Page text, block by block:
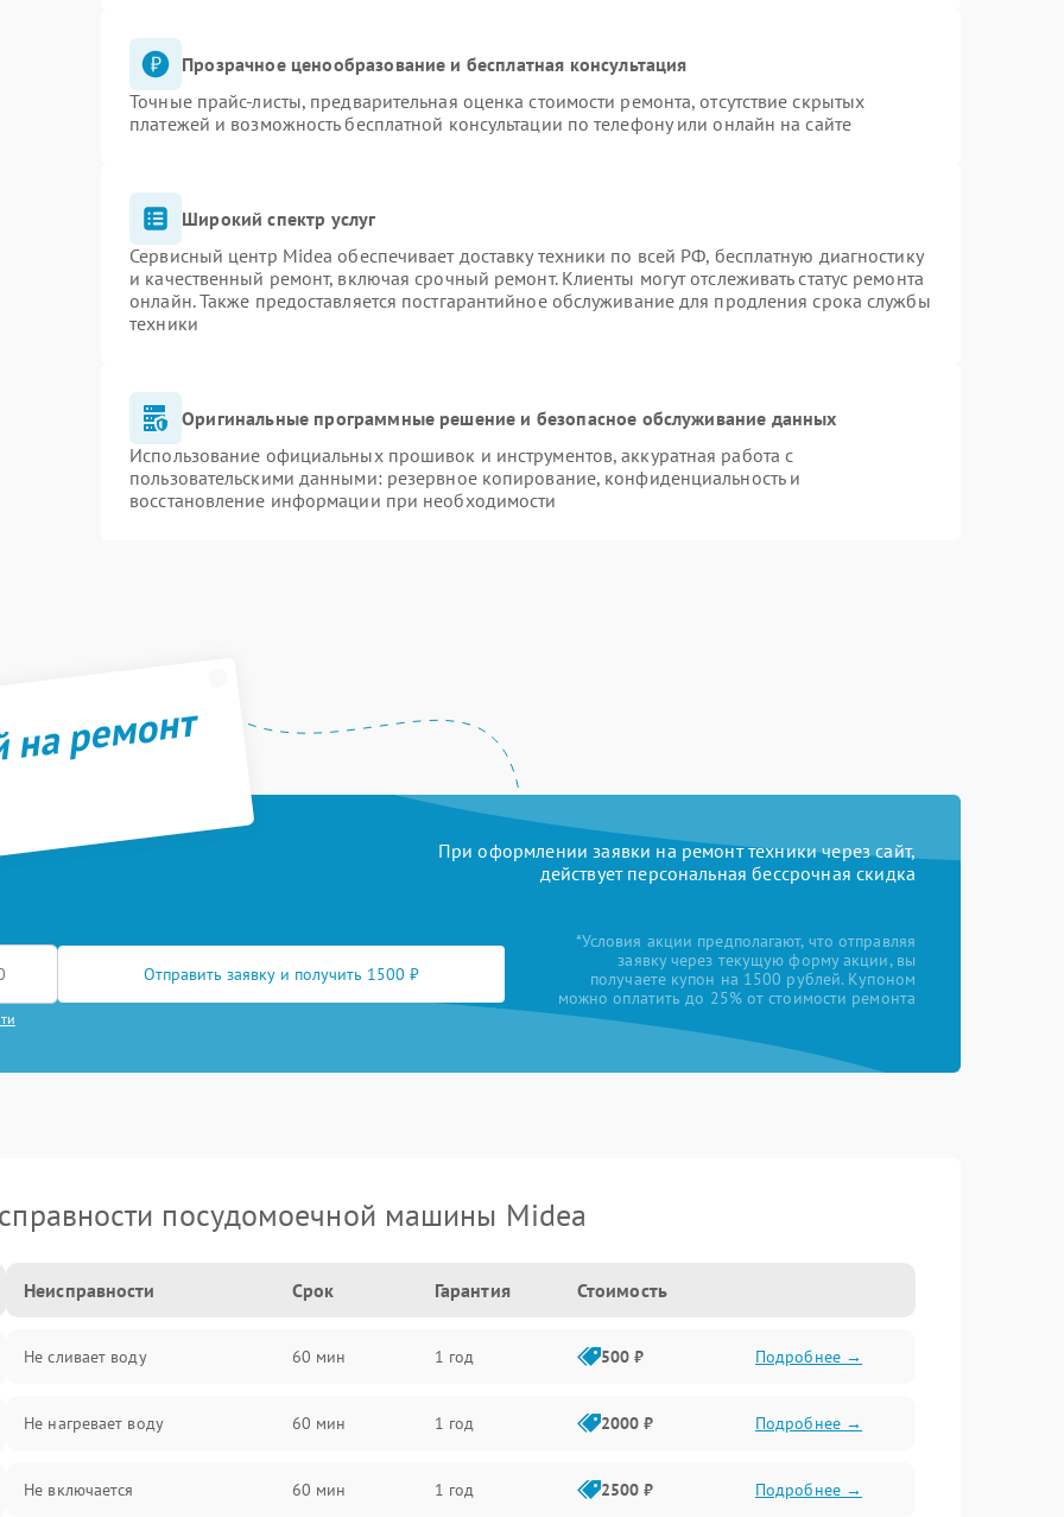
Прозрачное ценообразование и бесплатная консультация
Точные прайс-листы, предварительная оценка стоимости ремонта, отсутствие скрытых
платежей и возможность бесплатной консультации по телефону или онлайн на сайте
Широкий спектр услуг
Сервисный центр Midea обеспечивает доставку техники по всей РФ, бесплатную диагностику
и качественный ремонт, включая срочный ремонт. Клиенты могут отслеживать статус ремонта
онлайн. Также предоставляется постгарантийное обслуживание для продления срока службы
техники
Оригинальные программные решение и безопасное обслуживание данных
Использование официальных прошивок и инструментов, аккуратная работа с
пользовательскими данными: резервное копирование, конфиденциальность и
восстановление информации при необходимости
ремонт
При оформлении заявки на ремонт техники через сайт,
действует персональная бессрочная скидка
Отправить заявку и получить 1500 ₽
*Условия акции предполагают, что отправляя
заявку через текущую форму акции, вы
получаете купон на 1500 рублей. Купоном
можно оплатить до 25% от стоимости ремонта
посудомоечной машины Midea
Неисправности Срок Гарантия Стоимость
Не сливает воду 60 мин 1 год 500 ₽ Подробнее →
Не нагревает воду 60 мин 1 год 2000 ₽ Подробнее →
Не включается 60 мин 1 год 2500 ₽ Подробнее →